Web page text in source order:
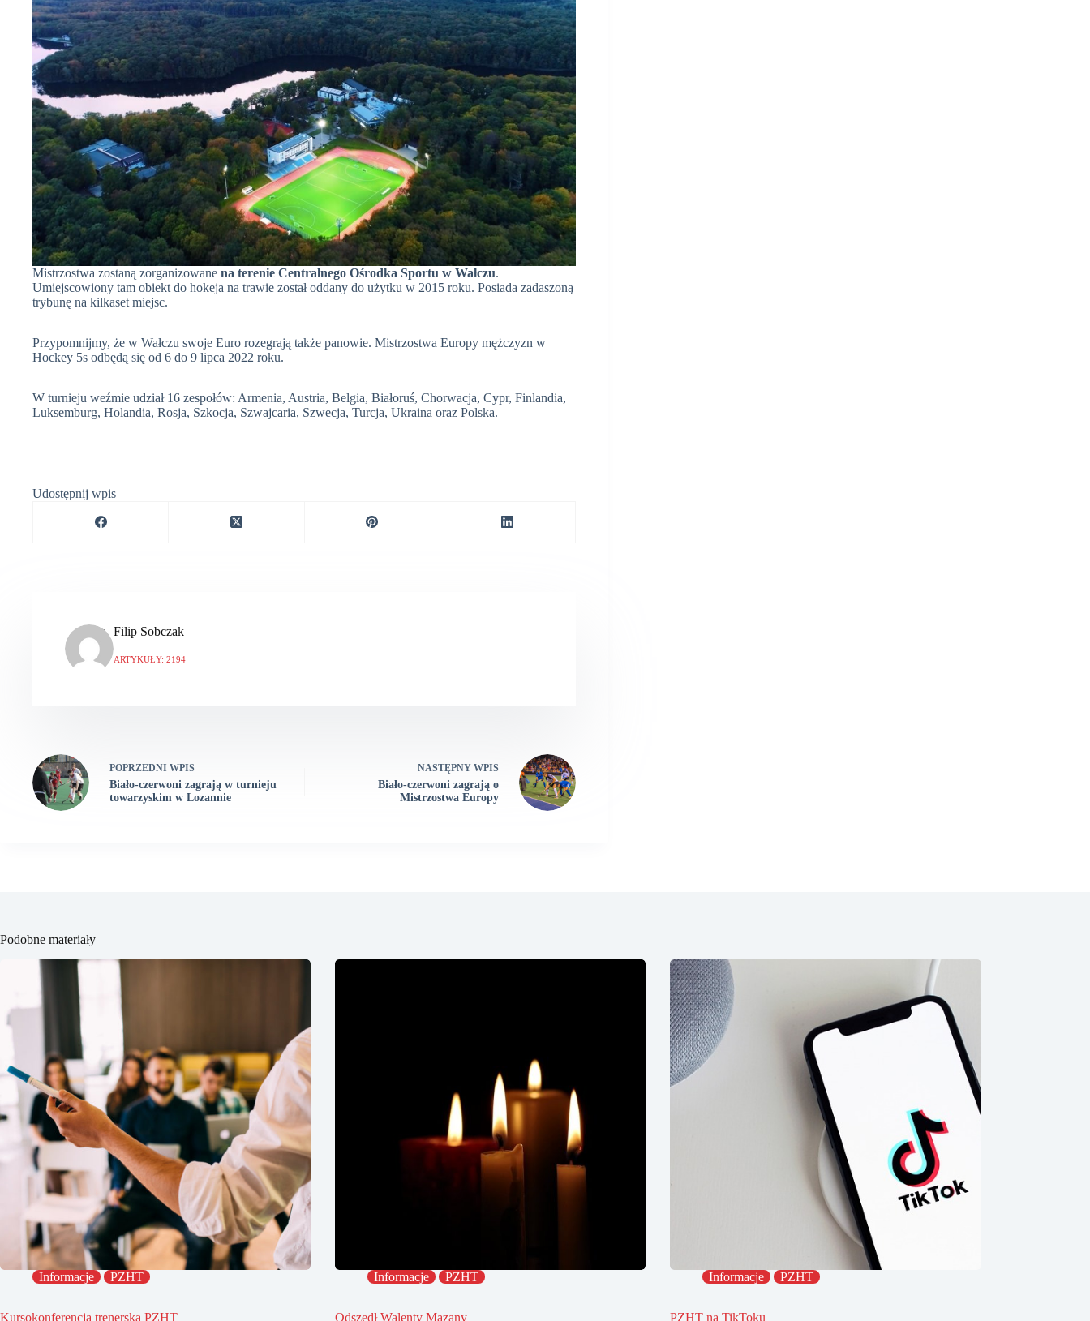
Mistrzostwa zostaną zorganizowane na terenie Centralnego Ośrodka Sportu w Wałczu.
Umiejscowiony tam obiekt do hokeja na trawie został oddany do użytku w 2015 roku. Posiada zadaszoną
trybunę na kilkaset miejsc.
Przypomnijmy, że w Wałczu swoje Euro rozegrają także panowie. Mistrzostwa Europy mężczyzn w
Hockey 5s odbędą się od 6 do 9 lipca 2022 roku.
W turnieju weźmie udział 16 zespołów: Armenia, Austria, Belgia, Białoruś, Chorwacja, Cypr, Finlandia,
Luksemburg, Holandia, Rosja, Szkocja, Szwajcaria, Szwecja, Turcja, Ukraina oraz Polska.
Udostępnij wpis
Filip Sobczak
ARTYKUŁY: 2194
POPRZEDNI WPIS
Biało-czerwoni zagrają w turnieju
towarzyskim w Lozannie
NASTĘPNY WPIS
Biało-czerwoni zagrają o
Mistrzostwa Europy
Podobne materiały
Informacje PZHT
Kursokonferencja trenerska PZHT
Informacje PZHT
Odszedł Walenty Mazany
Informacje PZHT
PZHT na TikToku